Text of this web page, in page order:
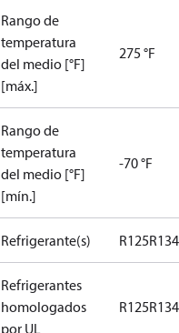
Rango de
temperatura
del medio [°F]
[máx.]
275 °F
Rango de
temperatura
del medio [°F]
[mín.]
-70 °F
Refrigerante(s) R125
Refrigerantes
homologados
por UL
R125